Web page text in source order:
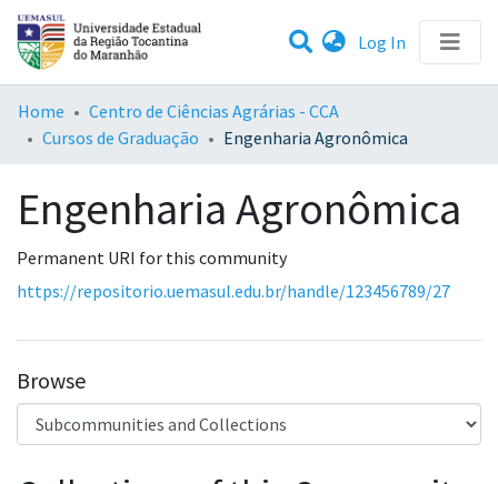
Log In (current)
Statistics
Communities & Collections
All of DSpace
Home
Centro de Ciências Agrárias - CCA
Cursos de Graduação
Engenharia Agronômica
Engenharia Agronômica
Permanent URI for this community
https://repositorio.uemasul.edu.br/handle/123456789/27
Browse